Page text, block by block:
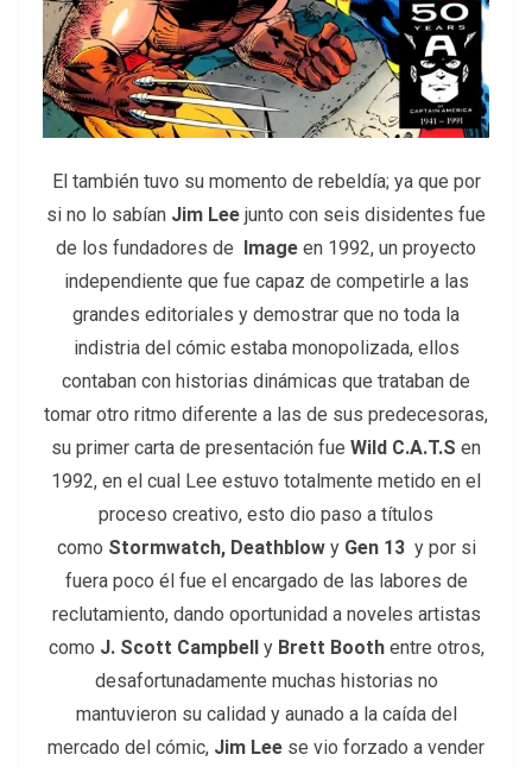
El también tuvo su momento de rebeldía; ya que por
si no lo sabían Jim Lee junto con seis disidentes fue
de los fundadores de Image en 1992, un proyecto
independiente que fue capaz de competirle a las
grandes editoriales y demostrar que no toda la
indistria del cómic estaba monopolizada, ellos
contaban con historias dinámicas que trataban de
tomar otro ritmo diferente a las de sus predecesoras,
su primer carta de presentación fue Wild C.A.T.S en
1992, en el cual Lee estuvo totalmente metido en el
proceso creativo, esto dio paso a títulos
como Stormwatch, Deathblowy Gen 13 y por si
fuera poco él fue el encargado de las labores de
reclutamiento, dando oportunidad a noveles artistas
como J. Scott Campbelly Brett Booth entre otros,
desafortunadamente muchas historias no
mantuvieron su calidad y aunado a la caída del
mercado del cómic, Jim Lee se vio forzado a vender